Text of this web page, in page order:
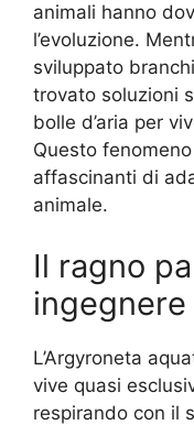
animali hanno
l’evoluzione.
sviluppato
trovato soluzioni
bolle d’aria per
Questo
affascinanti di
animale.
Il ragno
L’Argyroneta
vive quasi
respirando con il